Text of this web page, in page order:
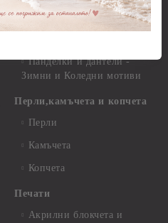
Панделки и дантели -
Панделки и дантели -
Зимни и Коледни мотиви
Перли,камъчета и копчета
Перли
Камъчета
Копчета
Печати
Акрилни блокчета и